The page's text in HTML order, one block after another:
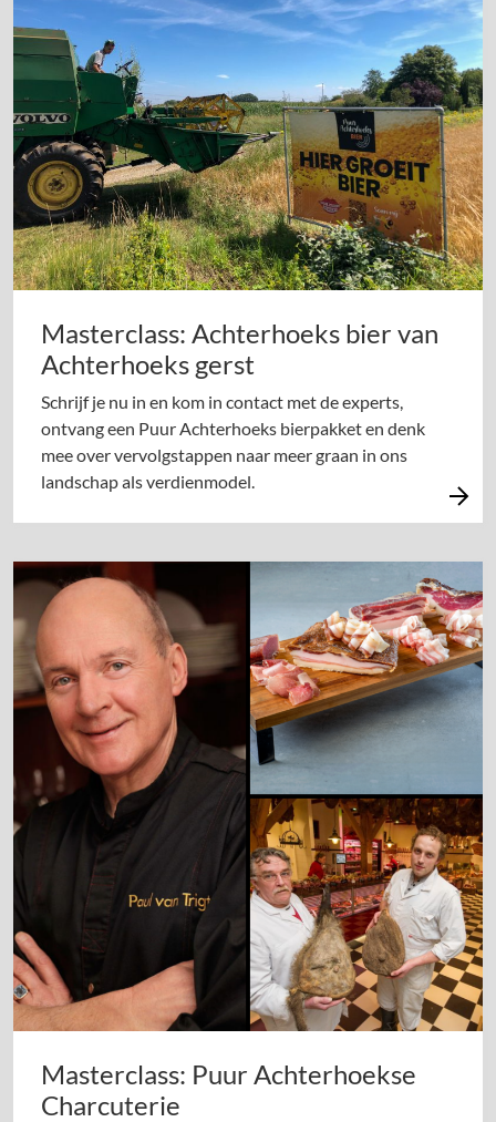
Masterclass: Achterhoeks bier van
Achterhoeks gerst
Schrijf je nu in en kom in contact met de experts,
ontvang een Puur Achterhoeks bierpakket en denk
mee over vervolgstappen naar meer graan in ons
landschap als verdienmodel.
Masterclass: Puur Achterhoekse
Charcuterie